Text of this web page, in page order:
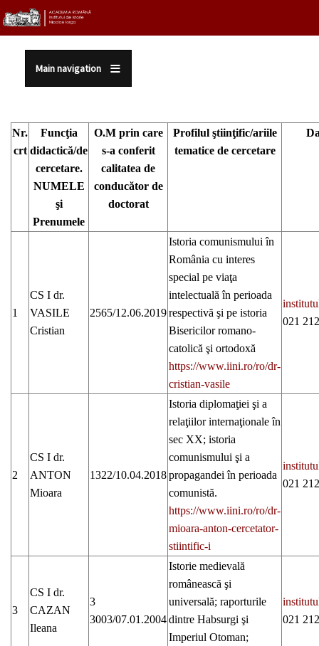
Sari la conținutul principal
Main navigation
Nr.
crt
Funcţia
didactică/de
cercetare.
NUMELE
şi
Prenumele
O.M prin care
s-a conferit
calitatea de
conducător de
doctorat
Profilul ştiinţific/ariile
tematice de cercetare
1
CS I dr.
VASILE
Cristian
2565/12.06.2019
Istoria comunismului în
România cu interes
special pe viaţa
intelectuală în perioada
respectivă şi pe istoria
Bisericilor romano-
catolică şi ortodoxă
https://www.iini.ro/ro/dr-
cristian-vasile
021
2
CS I dr.
ANTON
Mioara
1322/10.04.2018
Istoria diplomaţiei şi a
relaţiilor internaţionale în
sec XX; istoria
comunismului şi a
propagandei în perioada
comunistă.
https://www.iini.ro/ro/dr-
mioara-anton-cercetator-
stiintific-i
021
3
CS I dr.
CAZAN
Ileana
3
3003/07.01.2004
Istorie medievală
românească şi
universală; raporturile
dintre Habsurgi şi
Imperiul Otoman;
021